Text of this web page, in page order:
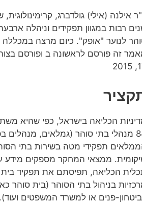
אילנה (אילי) גולדברג,
רבות במגוון תפקידים וניהלה
לנוער "אופק". כיום מרצה
זה פורסם לראשונה ב ופורסם
הכליאה בישראל, כפי שהיא
84 מנהלי בתי סוהר (גמלאים, מנהלים
תפקידי מטה בשירות בתי
ממצאי המחקר מספקים מידע
הכליאה, תפיסתם את תפקיד בית
בניהול בתי הסוהר (בית סוהר
פנים או למשרד המשפטים